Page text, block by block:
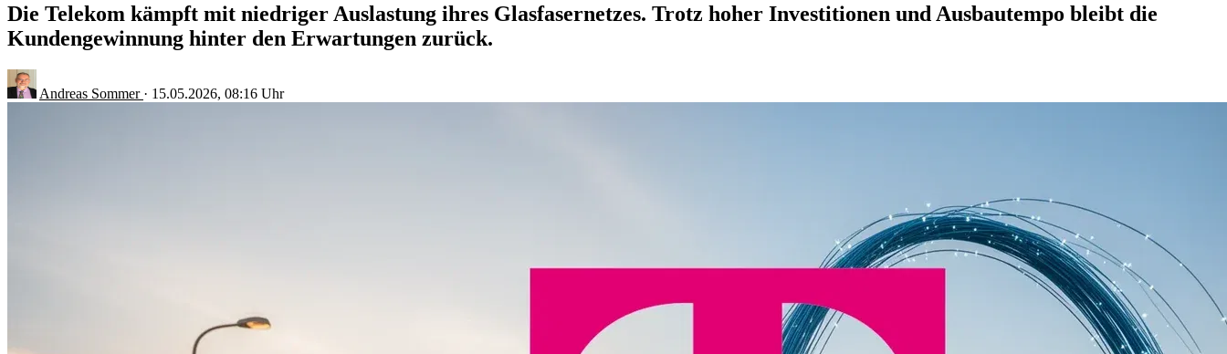
Die Telekom kämpft mit niedriger Auslastung ihres Glasfasernetzes. Trotz hoher Investitionen und Ausbautempo bleibt die
Kundengewinnung hinter den Erwartungen zurück.
Andreas Sommer · 15.05.2026, 08:16 Uhr